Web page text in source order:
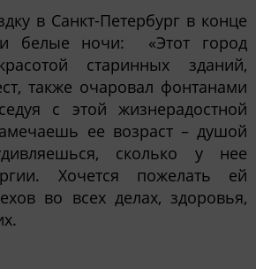
в Санкт-Петербург в конце
белые ночи: «Этот город
старинных зданий,
также очаровал фонтанами
с этой жизнерадостной
ее возраст – душой
сколько у нее
Хочется пожелать ей
во всех делах, здоровья,